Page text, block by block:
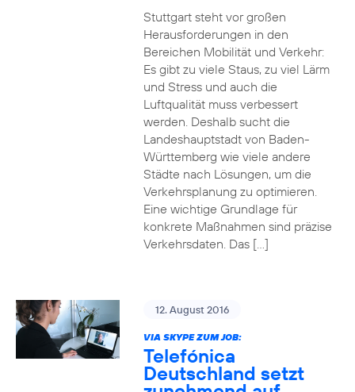
Stuttgart steht vor großen
Herausforderungen in den
Bereichen Mobilität und Verkehr:
Es gibt zu viele Staus, zu viel Lärm
und Stress und auch die
Luftqualität muss verbessert
werden. Deshalb sucht die
Landeshauptstadt von Baden-
Württemberg wie viele andere
Städte nach Lösungen, um die
Verkehrsplanung zu optimieren.
Eine wichtige Grundlage für
konkrete Maßnahmen sind präzise
Verkehrsdaten. Das […]
12. August 2016
VIA SKYPE ZUM JOB:
Telefónica
Deutschland setzt